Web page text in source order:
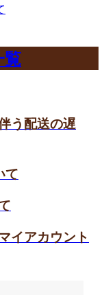
覧
う配送の遅
て
イアカウント